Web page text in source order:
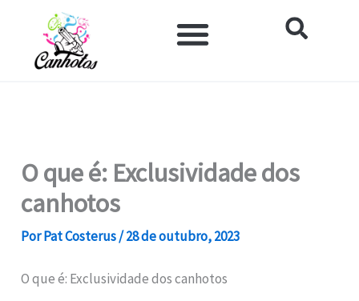
O que é: Exclusividade dos
canhotos
PorPat Costerus/28 de outubro, 2023
O que é: Exclusividade dos canhotos